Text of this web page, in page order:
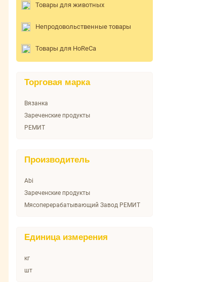
Товары для животных
Непродовольственные товары
Товары для HoReCa
Торговая марка
Вязанка
Зареченские продукты
РЕМИТ
Производитель
Abi
Зареченские продукты
Мясоперерабатывающий Завод РЕМИТ
Единица измерения
кг
шт